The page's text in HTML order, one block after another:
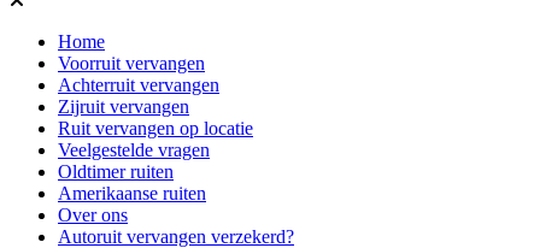
Home
Voorruit vervangen
Achterruit vervangen
Zijruit vervangen
Ruit vervangen op locatie
Veelgestelde vragen
Oldtimer ruiten
Amerikaanse ruiten
Over ons
Autoruit vervangen verzekerd?